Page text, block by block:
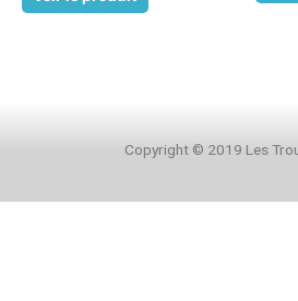
Copyright © 2019 Les